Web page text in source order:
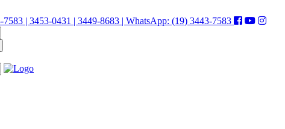
7583 | 3453-0431 | 3449-8683 | WhatsApp: (19) 3443-7583